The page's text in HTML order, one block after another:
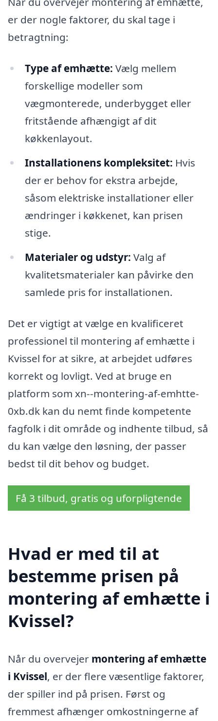
er der nogle faktorer, du skal tage i
betragtning:
Type af emhætte: Vælg mellem
forskellige modeller som
vægmonterede, underbygget eller
fritstående afhængigt af dit
køkkenlayout.
Installationens kompleksitet: Hvis
der er behov for ekstra arbejde,
såsom elektriske installationer eller
ændringer i køkkenet, kan prisen
stige.
Materialer og udstyr: Valg af
kvalitetsmaterialer kan påvirke den
samlede pris for installationen.
Det er vigtigt at vælge en kvalificeret
professionel til montering af emhætte i
Kvissel for at sikre, at arbejdet udføres
korrekt og lovligt. Ved at bruge en
platform som xn--montering-af-emhtte-
0xb.dk kan du nemt finde kompetente
fagfolk i dit område og indhente tilbud, så
du kan vælge den løsning, der passer
bedst til dit behov og budget.
Få 3 tilbud, gratis og uforpligtende
Hvad er med til at
bestemme prisen på
montering af emhætte i
Kvissel?
Når du overvejer montering af emhætte
i Kvissel, er der flere væsentlige faktorer,
der spiller ind på prisen. Først og
fremmest afhænger omkostningerne af